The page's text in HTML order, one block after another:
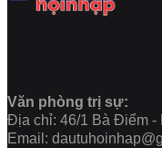
Văn phòng trị sự:
Địa chỉ: 46/1 Bà Điểm -
Email: